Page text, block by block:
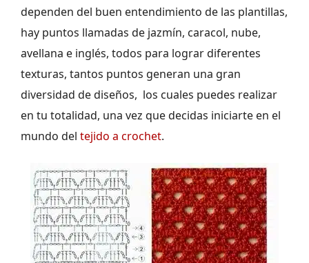
dependen del buen entendimiento de las plantillas,
hay puntos llamadas de jazmín, caracol, nube,
avellana e inglés, todos para lograr diferentes
texturas, tantos puntos generan una gran
diversidad de diseños, los cuales puedes realizar
en tu totalidad, una vez que decidas iniciarte en el
mundo del tejido a crochet.